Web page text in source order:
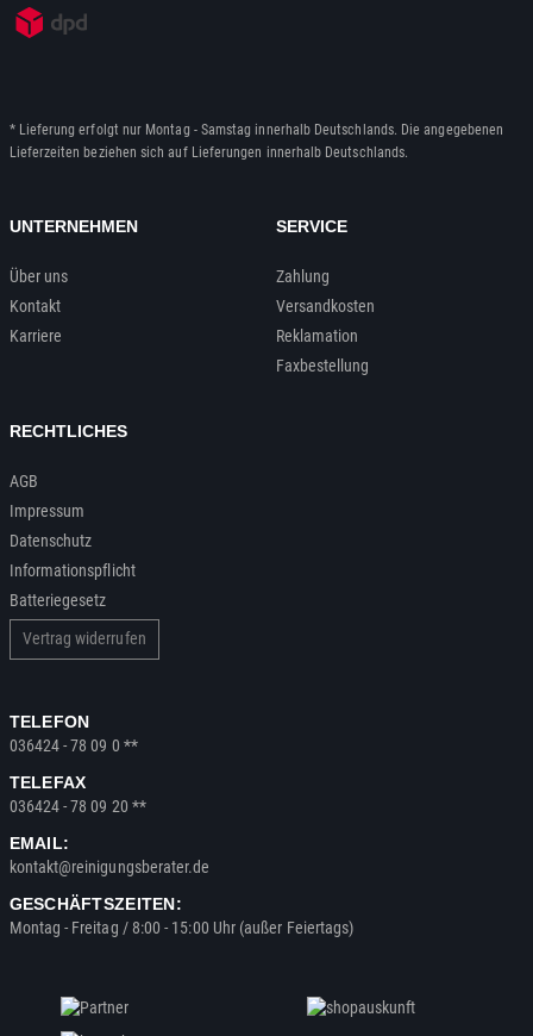
* Lieferung erfolgt nur Montag - Samstag innerhalb Deutschlands. Die angegebenen
Lieferzeiten beziehen sich auf Lieferungen innerhalb Deutschlands.
UNTERNEHMEN
Über uns
Kontakt
Karriere
SERVICE
Zahlung
Versandkosten
Reklamation
Faxbestellung
RECHTLICHES
AGB
Impressum
Datenschutz
Informationspflicht
Batteriegesetz
Vertrag widerrufen
TELEFON
036424 - 78 09 0 **
TELEFAX
036424 - 78 09 20 **
EMAIL:
kontakt@reinigungsberater.de
GESCHÄFTSZEITEN:
Montag - Freitag / 8:00 - 15:00 Uhr (außer Feiertags)